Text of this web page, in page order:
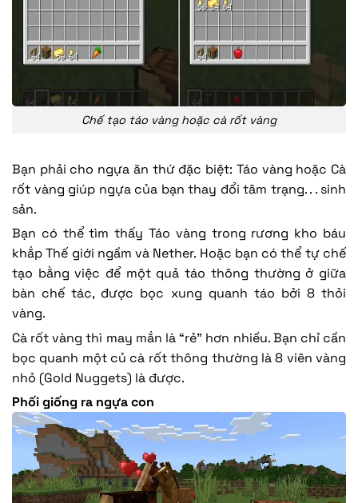
Chế tạo táo vàng hoặc cà rốt vàng
Bạn phải cho ngựa ăn thứ đặc biệt: Táo vàng hoặc Cà
rốt vàng giúp ngựa của bạn thay đổi tâm trạng. . . sinh
sản.
Bạn có thể tìm thấy Táo vàng trong rương kho báu
khắp Thế giới ngầm và Nether. Hoặc bạn có thể tự chế
tạo bằng việc để một quả táo thông thường ở giữa
bàn chế tác, được bọc xung quanh táo bởi 8 thỏi
vàng.
Cà rốt vàng thì may mắn là “rẻ” hơn nhiều. Bạn chỉ cần
bọc quanh một củ cà rốt thông thường là 8 viên vàng
nhỏ (Gold Nuggets) là được.
Phối giống ra ngựa con